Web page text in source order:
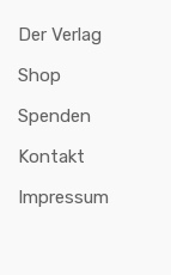
Der Verlag
Shop
Spenden
Kontakt
Impressum